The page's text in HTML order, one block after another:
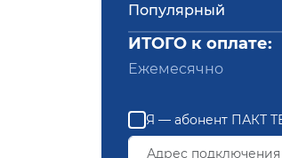
Популярный
ИТОГО к оплате:
Ежемесячно
Я — абонент ПАКТ